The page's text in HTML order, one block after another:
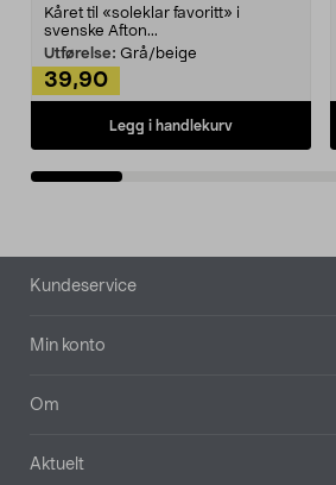
Kåret til «soleklar favoritt» i
svenske Afton...
Utførelse: Grå/beige
39,90
Legg i handlekurv
Bunntekst
Kundeservice
Min konto
Om
Aktuelt